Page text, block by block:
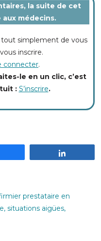
la suite de cet
médecins.
tout simplement de vous
inscrire.
connecter.
le en un clic, c’est
: S’inscrire.
prestataire en
situations aigües,